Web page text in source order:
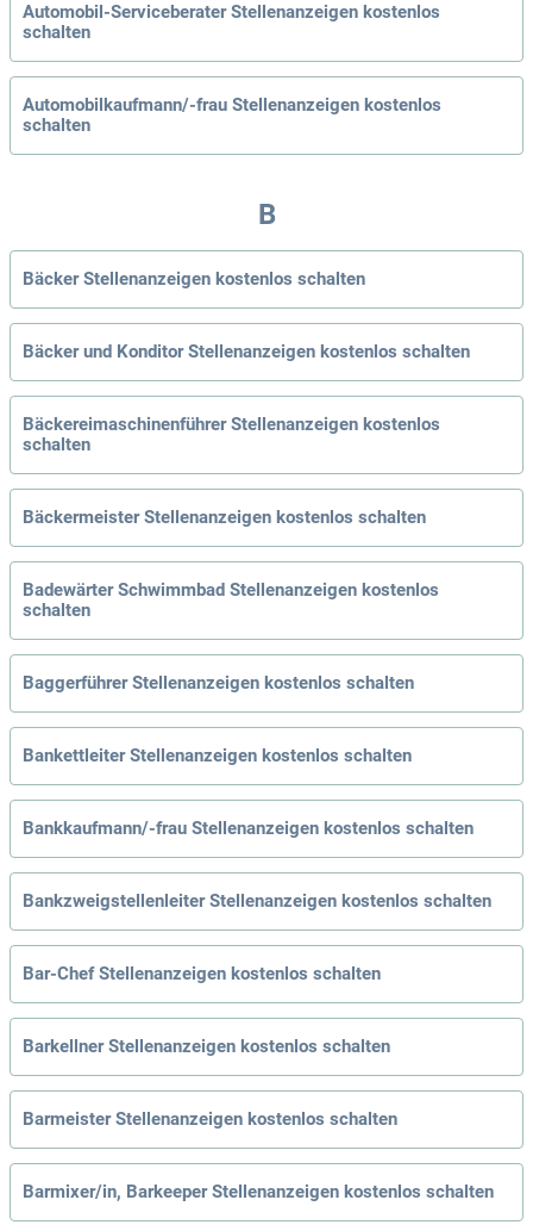
Automobil-Serviceberater Stellenanzeigen kostenlos
schalten
Automobilkaufmann/-frau Stellenanzeigen kostenlos
schalten
B
Bäcker Stellenanzeigen kostenlos schalten
Bäcker und Konditor Stellenanzeigen kostenlos schalten
Bäckereimaschinenführer Stellenanzeigen kostenlos
schalten
Bäckermeister Stellenanzeigen kostenlos schalten
Badewärter Schwimmbad Stellenanzeigen kostenlos
schalten
Baggerführer Stellenanzeigen kostenlos schalten
Bankettleiter Stellenanzeigen kostenlos schalten
Bankkaufmann/-frau Stellenanzeigen kostenlos schalten
Bankzweigstellenleiter Stellenanzeigen kostenlos schalten
Bar-Chef Stellenanzeigen kostenlos schalten
Barkellner Stellenanzeigen kostenlos schalten
Barmeister Stellenanzeigen kostenlos schalten
Barmixer/in, Barkeeper Stellenanzeigen kostenlos schalten